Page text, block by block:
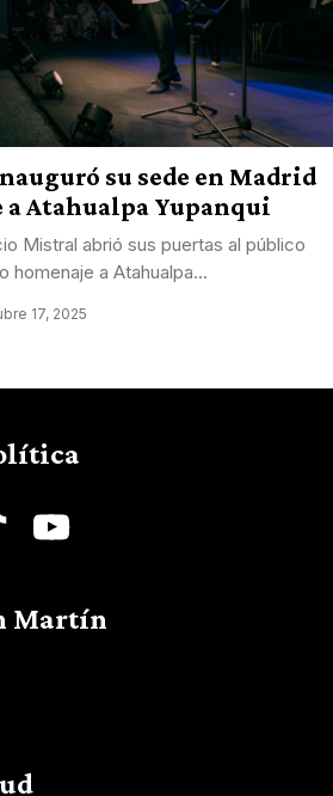
su sede en Madrid
Atahualpa Yupanqui
Mistral abrió sus puertas al público
homenaje a Atahualpa...
17, 2025
TikTok
Martín